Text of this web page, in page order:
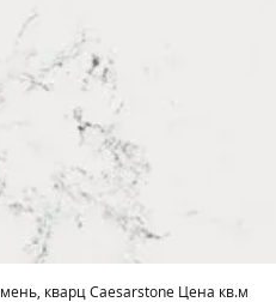
кварц Caesarstone Цена кв.м